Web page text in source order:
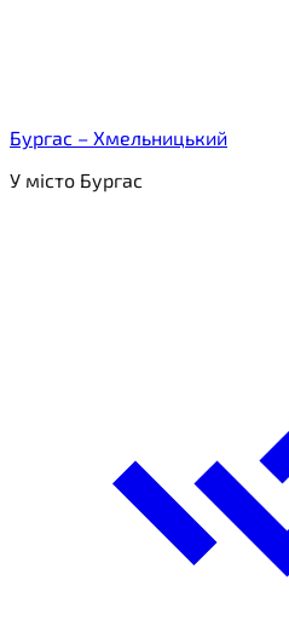
Бургас – Хмельницький
У місто Бургас